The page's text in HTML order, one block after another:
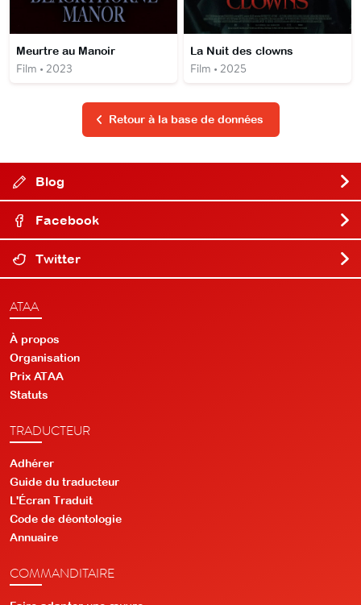
Meurtre au Manoir
Film • 2023
La Nuit des clowns
Film • 2025
Retour à la base de données
Blog
Facebook
Twitter
ATAA
À propos
Organisation
Prix ATAA
Statuts
TRADUCTEUR
Adhérer
Guide du traducteur
L'Écran Traduit
Code de déontologie
Annuaire
COMMANDITAIRE